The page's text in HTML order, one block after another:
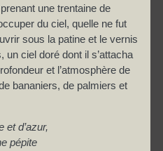
une trentaine de
du ciel, quelle ne fut
sous la patine et le vernis
ciel doré dont il s’attacha
et l’atmosphère de
bananiers, de palmiers et
et d’azur,
pépite